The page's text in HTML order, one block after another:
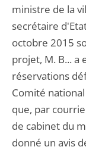
ministre de la
secrétaire
octobre 2015
projet, M. B... a
réservations
Comité
que, par
de cabinet du
donné un avis